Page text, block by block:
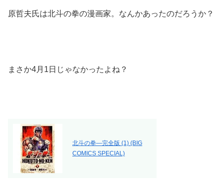
原哲夫氏は北斗の拳の漫画家。なんかあったのだろうか？
まさか4月1日じゃなかったよね？
北斗の拳―完全版 (1) (BIG
COMICS SPECIAL)